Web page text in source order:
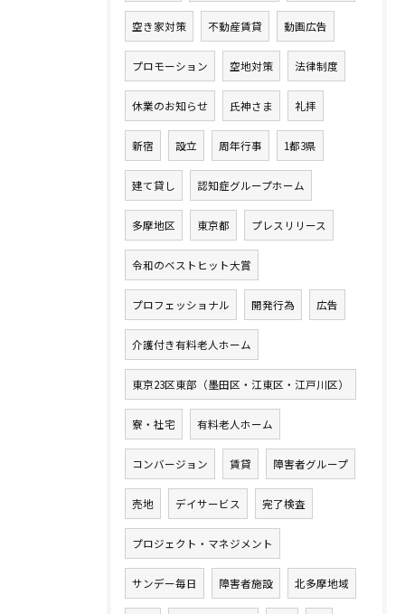
空き家対策 不動産賃貸 動画広告
プロモーション 空地対策 法律制度
休業のお知らせ 氏神さま 礼拝
新宿 設立 周年行事 1都3県
建て貸し 認知症グループホーム
多摩地区 東京都 プレスリリース
令和のベストヒット大賞
プロフェッショナル 開発行為 広告
介護付き有料老人ホーム
東京23区東部（墨田区・江東区・江戸川区）
寮・社宅 有料老人ホーム
コンバージョン 賃貸 障害者グループ
売地 デイサービス 完了検査
プロジェクト・マネジメント
サンデー毎日 障害者施設 北多摩地域